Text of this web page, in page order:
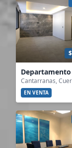
EN VENTA